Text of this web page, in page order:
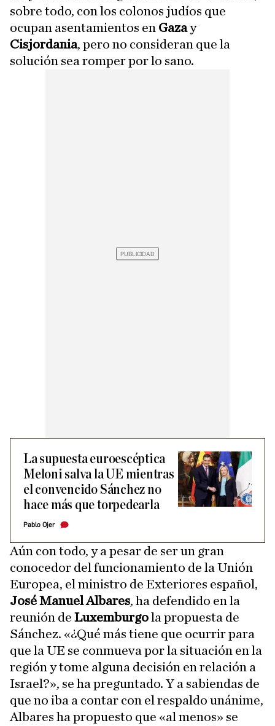
sobre todo, con los colonos judíos que
ocupan asentamientos en Gazay
Cisjordania, pero no consideran que la
solución sea romper por lo sano.
La supuesta euroescéptica
Meloni salva la UE mientras
el convencido Sánchez no
hace más que torpedearla
Pablo Ojer
Aún con todo, y a pesar de ser un gran
conocedor del funcionamiento de la Unión
Europea, el ministro de Exteriores español,
José Manuel Albares, ha defendido en la
reunión de Luxemburgola propuesta de
Sánchez. «¿Qué más tiene que ocurrir para
que la UE se conmueva por la situación en la
región y tome alguna decisión en relación a
Israel?», se ha preguntado. Y a sabiendas de
que no iba a contar con el respaldo unánime,
Albares ha propuesto que «al menos» se